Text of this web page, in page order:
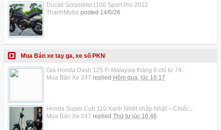
Ducati Scrambler1100 Sport Pro 2022
ThanhMotorposted 14/6/26
Mua Bán xe tay ga, xe số PKN
Giá Honda Dash 125 Fi Malaysia tháng 8 chỉ từ 74...
Mua Bán Xe 247 replied Hôm qua, lúc 16:17
Honda Super Cub 110 Xanh Nhớt nhập Nhật – Chiếc...
Mua Bán Xe 247 replied Thứ tư lúc 16:46